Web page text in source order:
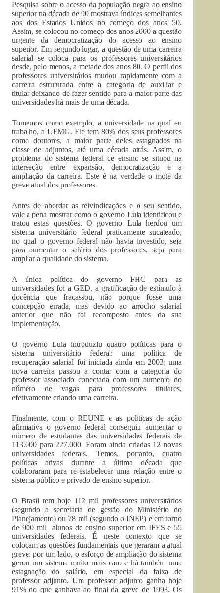
Pesquisa sobre o acesso da população negra ao ensino
superior na década de 90 mostrava índices semelhantes
aos dos Estados Unidos no começo dos anos 50.
Assim, se colocou no começo dos anos 2000 a questão
urgente da democratização do acesso ao ensino
superior. Em segundo lugar, a questão de uma carreira
salarial se coloca para os professores universitários
desde, pelo menos, a metade dos anos 80. O perfil dos
professores universitários mudou rapidamente com a
carreira estruturada entre a categoria de auxiliar e
titular deixando de fazer sentido para a maior parte das
universidades há mais de uma década.
Tomemos como exemplo, a universidade na qual eu
trabalho, a UFMG. Ele tem 80% dos seus professores
como doutores, a maior parte deles estagnados na
classe de adjuntos, até uma década atrás. Assim, o
problema do sistema federal de ensino se situou na
interseção entre expansão, democratização e a
ampliação da carreira. Este é na verdade o mote da
greve atual dos professores.
Antes de abordar as reivindicações e o seu sentido,
vale a pena mostrar como o governo Lula identificou e
tratou estas questões. O governo Lula herdou um
sistema universitário federal praticamente sucateado,
no qual o governo federal não havia investido, seja
para aumentar o salário dos professores, seja para
ampliar a qualidade do sistema.
A única política do governo FHC para as
universidades foi a GED, a gratificação de estímulo à
docência que fracassou, não porque fosse uma
concepção errada, mas devido ao arrocho salarial
anterior que não foi recomposto antes da sua
implementação.
O governo Lula introduziu quatro políticas para o
sistema universitário federal: uma política de
recuperação salarial foi iniciada ainda em 2003; uma
nova carreira passou a contar com a categoria do
professor associado conectada com um aumento do
número de vagas para professores titulares,
efetivamente criando uma carreira.
Finalmente, com o REUNE e as políticas de ação
afirmativa o governo federal conseguiu aumentar o
número de estudantes das universidades federais de
113.000 para 227.000. Foram ainda criadas 12 novas
universidades federais. Temos, portanto, quatro
políticas ativas durante a última década que
colaboraram para re-estabelecer uma relação entre o
sistema público e privado de ensino superior.
O Brasil tem hoje 112 mil professores universitários
(segundo a secretaria de gestão do Ministério do
Planejamento) ou 78 mil (segundo o INEP) e em torno
de 900 mil alunos de ensino superior em IFES e 55
universidades federais. É neste contexto que se
colocam as questões fundamentais que geraram a atual
greve: por um lado, o esforço de ampliação do sistema
gerou um sistema muito mais caro e há também uma
estagnação do salário, em especial da faixa de
professor adjunto. Um professor adjunto ganha hoje
91% do que ganhava ao final da greve de 1998. Os